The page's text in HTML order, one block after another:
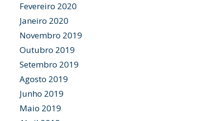
Fevereiro 2020
Janeiro 2020
Novembro 2019
Outubro 2019
Setembro 2019
Agosto 2019
Junho 2019
Maio 2019